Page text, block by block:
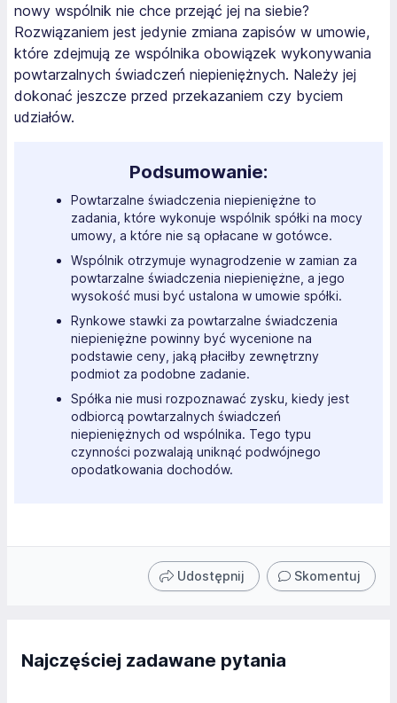
nowy wspólnik nie chce przejąć jej na siebie?
Rozwiązaniem jest jedynie zmiana zapisów w umowie,
które zdejmują ze wspólnika obowiązek wykonywania
powtarzalnych świadczeń niepieniężnych. Należy jej
dokonać jeszcze przed przekazaniem czy byciem
udziałów.
Podsumowanie:
Powtarzalne świadczenia niepieniężne to
zadania, które wykonuje wspólnik spółki na mocy
umowy, a które nie są opłacane w gotówce.
Wspólnik otrzymuje wynagrodzenie w zamian za
powtarzalne świadczenia niepieniężne, a jego
wysokość musi być ustalona w umowie spółki.
Rynkowe stawki za powtarzalne świadczenia
niepieniężne powinny być wycenione na
podstawie ceny, jaką płaciłby zewnętrzny
podmiot za podobne zadanie.
Spółka nie musi rozpoznawać zysku, kiedy jest
odbiorcą powtarzalnych świadczeń
niepieniężnych od wspólnika. Tego typu
czynności pozwalają uniknąć podwójnego
opodatkowania dochodów.
Udostępnij Skomentuj
Najczęściej zadawane pytania